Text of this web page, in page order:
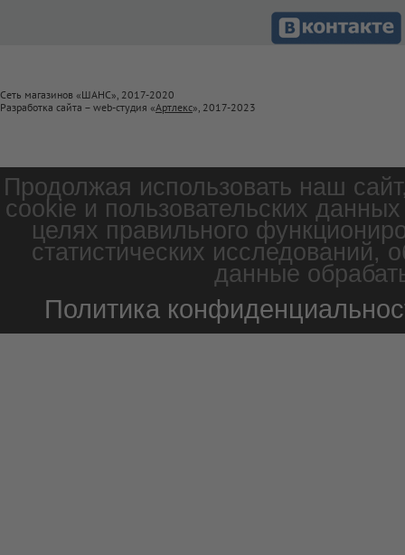
Сеть магазинов «ШАНС», 2017-2020
Разработка сайта – web-студия «Артлекс», 2017-2023
Продолжая использовать наш
cookie и пользовательских
целях правильного
статистических
данные
Политика